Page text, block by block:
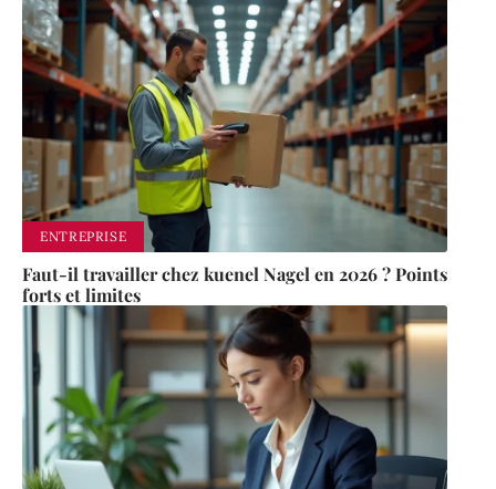
ENTREPRISE
Faut-il travailler chez kuenel Nagel en 2026 ? Points
forts et limites